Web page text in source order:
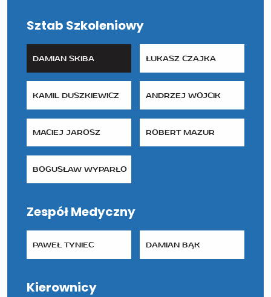
Sztab Szkoleniowy
DAMIAN SKIBA ŁUKASZ CZAJKA
KAMIL DUSZKIEWICZ ANDRZEJ WÓJCIK
MACIEJ JAROSZ ROBERT MAZUR
BOGUSŁAW WYPARŁO
Zespół Medyczny
PAWEŁ TYNIEC DAMIAN BĄK
Kierownicy